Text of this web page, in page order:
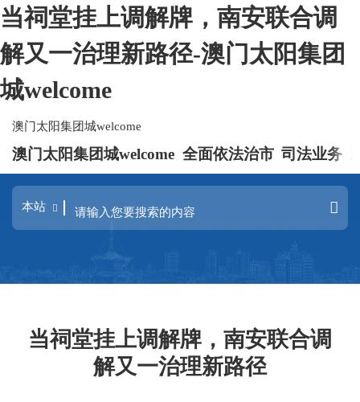
当祠堂挂上调解牌，南安联合调
解又一治理新路径-澳门太阳集团
城welcome
澳门太阳集团城welcome
澳门太阳集团城welcome 全面依法治市 司法业务
当祠堂挂上调解牌，南安联合调
解又一治理新路径